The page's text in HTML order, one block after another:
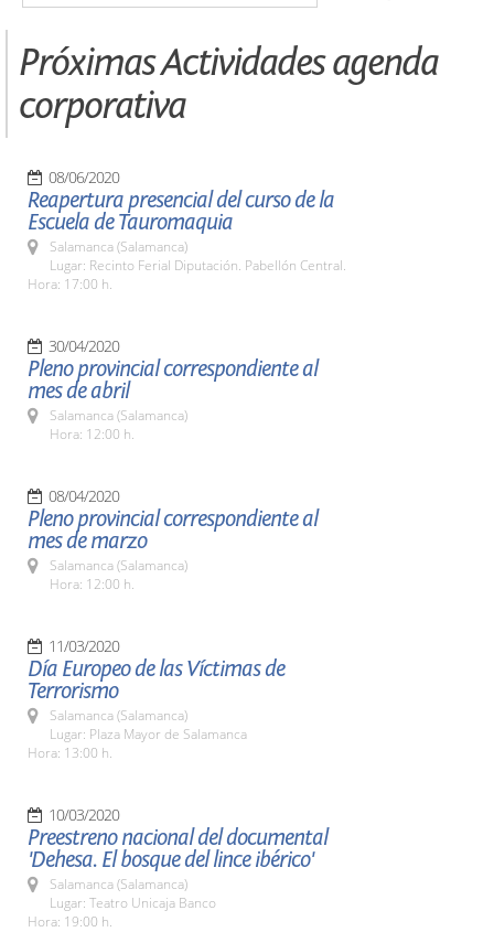
Próximas Actividades agenda
corporativa
08/06/2020
Reapertura presencial del curso de la
Escuela de Tauromaquia
Salamanca (Salamanca)
Lugar: Recinto Ferial Diputación. Pabellón Central.
Hora: 17:00 h.
30/04/2020
Pleno provincial correspondiente al
mes de abril
Salamanca (Salamanca)
Hora: 12:00 h.
08/04/2020
Pleno provincial correspondiente al
mes de marzo
Salamanca (Salamanca)
Hora: 12:00 h.
11/03/2020
Día Europeo de las Víctimas de
Terrorismo
Salamanca (Salamanca)
Lugar: Plaza Mayor de Salamanca
Hora: 13:00 h.
10/03/2020
Preestreno nacional del documental
'Dehesa. El bosque del lince ibérico'
Salamanca (Salamanca)
Lugar: Teatro Unicaja Banco
Hora: 19:00 h.